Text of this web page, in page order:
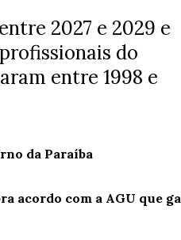
2027 e 2029 e
do
entre 1998 e
da Paraíba